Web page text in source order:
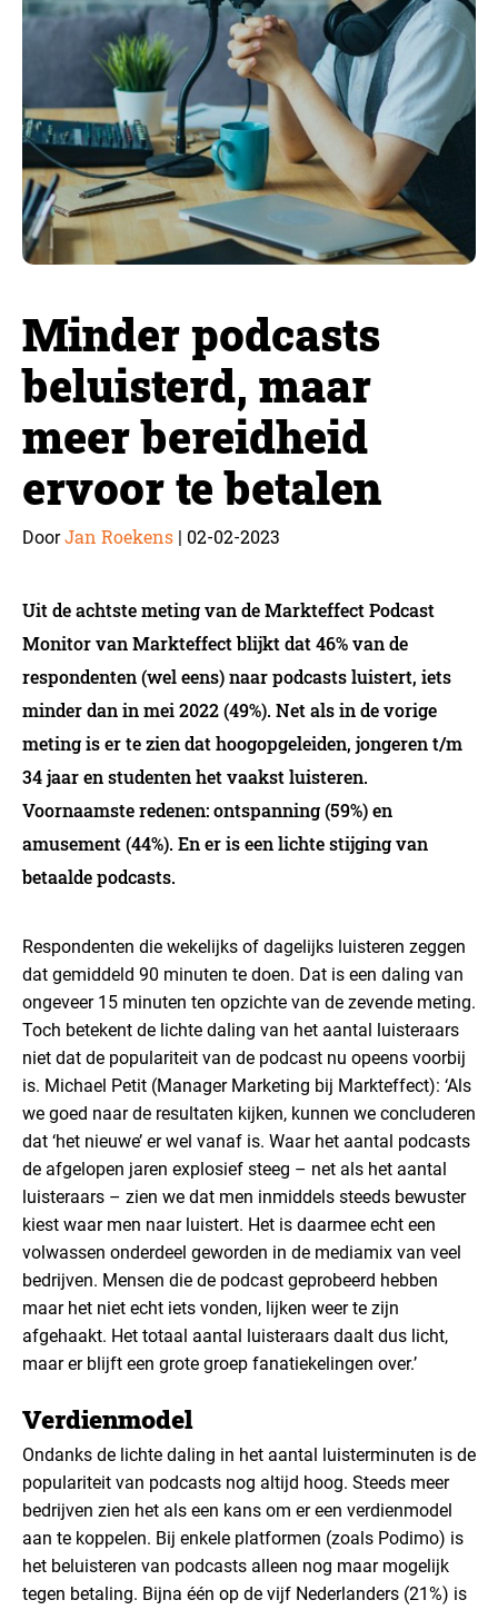
Minder podcasts
beluisterd, maar
meer bereidheid
ervoor te betalen
DoorJan Roekens | 02-02-2023
Uit de achtste meting van de Markteffect Podcast
Monitor van Markteffect blijkt dat 46% van de
respondenten (wel eens) naar podcasts luistert, iets
minder dan in mei 2022 (49%). Net als in de vorige
meting is er te zien dat hoogopgeleiden, jongeren t/m
34 jaar en studenten het vaakst luisteren.
Voornaamste redenen: ontspanning (59%) en
amusement (44%). En er is een lichte stijging van
betaalde podcasts.
Respondenten die wekelijks of dagelijks luisteren zeggen
dat gemiddeld 90 minuten te doen. Dat is een daling van
ongeveer 15 minuten ten opzichte van de zevende meting.
Toch betekent de lichte daling van het aantal luisteraars
niet dat de populariteit van de podcast nu opeens voorbij
is. Michael Petit (Manager Marketing bij Markteffect): ‘Als
we goed naar de resultaten kijken, kunnen we concluderen
dat ‘het nieuwe’ er wel vanaf is. Waar het aantal podcasts
de afgelopen jaren explosief steeg – net als het aantal
luisteraars – zien we dat men inmiddels steeds bewuster
kiest waar men naar luistert. Het is daarmee echt een
volwassen onderdeel geworden in de mediamix van veel
bedrijven. Mensen die de podcast geprobeerd hebben
maar het niet echt iets vonden, lijken weer te zijn
afgehaakt. Het totaal aantal luisteraars daalt dus licht,
maar er blijft een grote groep fanatiekelingen over.’
Verdienmodel
Ondanks de lichte daling in het aantal luisterminuten is de
populariteit van podcasts nog altijd hoog. Steeds meer
bedrijven zien het als een kans om er een verdienmodel
aan te koppelen. Bij enkele platformen (zoals Podimo) is
het beluisteren van podcasts alleen nog maar mogelijk
tegen betaling. Bijna één op de vijf Nederlanders (21%) is